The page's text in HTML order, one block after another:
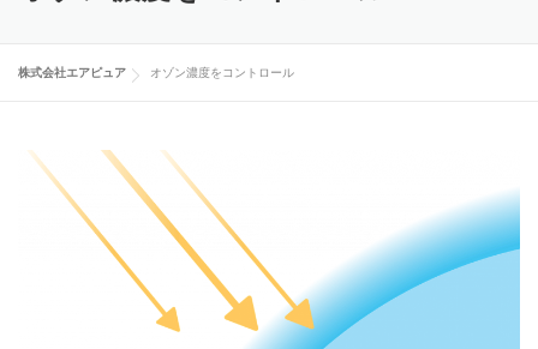
設計開発受託 空気清浄機
株式会社エアピュア オゾン濃度をコントロール